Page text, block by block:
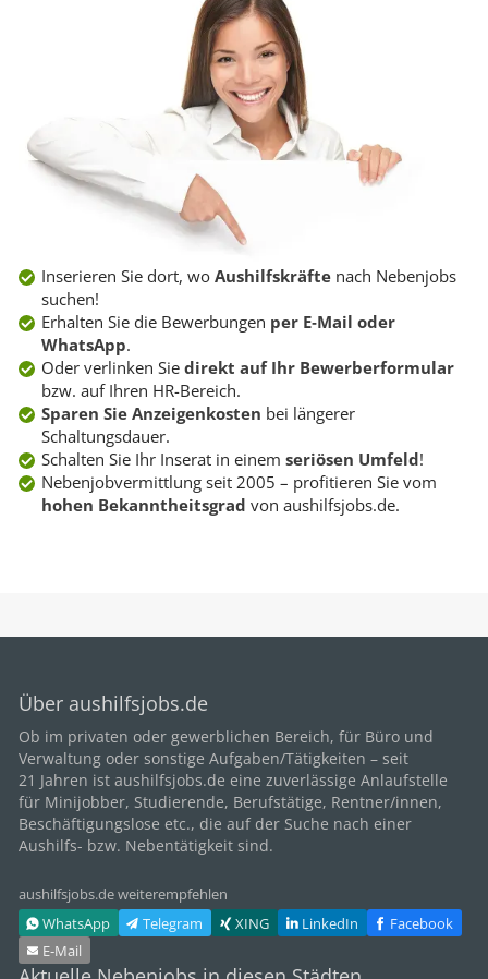
Inserieren Sie dort, wo Aushilfskräfte nach Nebenjobs
suchen!
Erhalten Sie die Bewerbungen per E‑Mail oder
WhatsApp.
Oder verlinken Sie direkt auf Ihr Bewerberformular
bzw. auf Ihren HR-Bereich.
Sparen Sie Anzeigenkosten bei längerer
Schaltungsdauer.
Schalten Sie Ihr Inserat in einem seriösen Umfeld!
Nebenjobvermittlung seit 2005 – profitieren Sie vom
hohen Bekanntheitsgrad von aushilfsjobs.de.
Über aushilfsjobs.de
Ob im privaten oder gewerblichen Bereich, für Büro und
Verwaltung oder sonstige Aufgaben/Tätigkeiten – seit
21 Jahren ist aushilfsjobs.de eine zuverlässige Anlaufstelle
für Minijobber, Studierende, Berufstätige, Rentner/innen,
Beschäftigungslose etc., die auf der Suche nach einer
Aushilfs- bzw. Nebentätigkeit sind.
aushilfsjobs.de weiterempfehlen
WhatsApp
Telegram XING LinkedIn
Facebook
E‑Mail